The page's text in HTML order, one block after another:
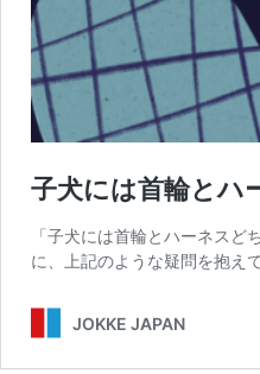
子犬には首輪とハ
「子犬には首輪とハーネス
に、上記のような疑問を抱え
JOKKE JAPAN